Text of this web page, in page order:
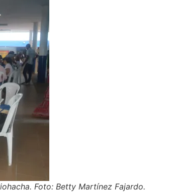
Foto: Betty Martínez Fajardo.